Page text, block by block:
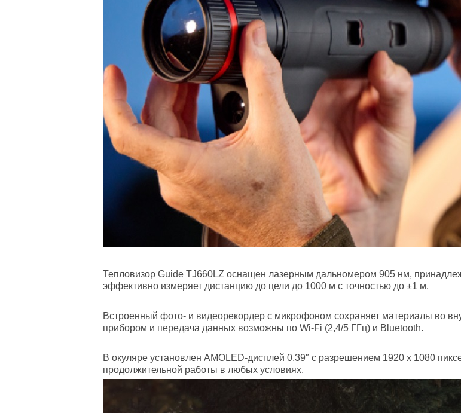
Тепловизор Guide TJ660LZ оснащен лазерным дальномером 905 нм,
эффективно измеряет дистанцию до цели до 1000 м с точностью до ±1 м.
Встроенный фото- и видеорекордер с микрофоном сохраняет материалы во
прибором и передача данных возможны по Wi-Fi (2,4/5 ГГц) и Bluetooth.
В окуляре установлен AMOLED-дисплей 0,39″ с разрешением 1920 х 1080
продолжительной работы в любых условиях.